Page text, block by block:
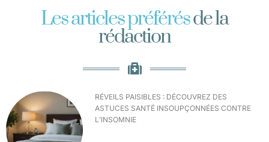
Les articles préférésde la
rédaction
RÉVEILS PAISIBLES : DÉCOUVREZ DES
ASTUCES SANTÉ INSOUPÇONNÉES CONTRE
L’INSOMNIE